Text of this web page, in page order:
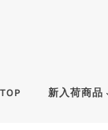
TOP 新入荷商品